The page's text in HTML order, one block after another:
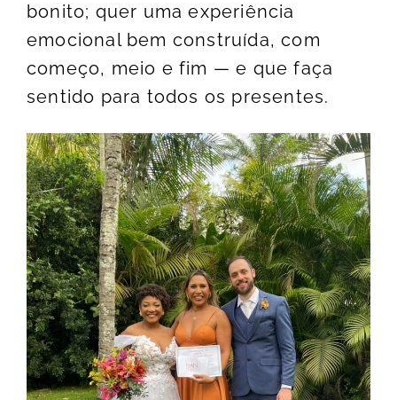
bonito; quer uma experiência
emocional bem construída, com
começo, meio e fim — e que faça
sentido para todos os presentes.